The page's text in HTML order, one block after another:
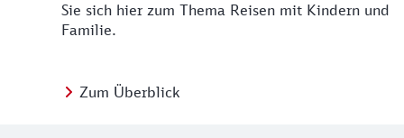
Sie sich hier zum Thema Reisen mit Kindern und
Familie.
Zum Überblick